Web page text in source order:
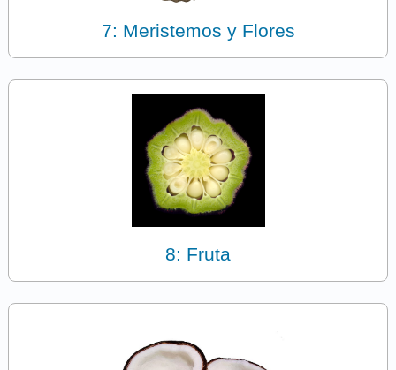
7: Meristemos y Flores
8: Fruta